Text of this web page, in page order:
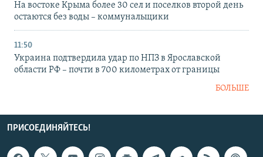
На востоке Крыма более 30 сел и поселков второй день
остаются без воды – коммунальщики
11:50
Украина подтвердила удар по НПЗ в Ярославской
области РФ – почти в 700 километрах от границы
БОЛЬШЕ
ПРИСОЕДИНЯЙТЕСЬ!